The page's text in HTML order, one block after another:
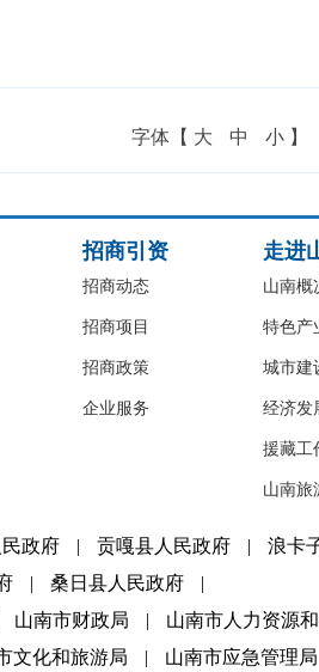
字体【 大 中 小 】
招商引资
招商动态
招商项目
招商政策
企业服务
走进
山南概
特色产
城市建
经济发
援藏工
山南旅
政府 | 贡嘎县人民政府 |
浪卡
| 桑日县人民政府
|
山南市财政局 |
山南市人力资源
文化和旅游局 | 山南市应急管理局